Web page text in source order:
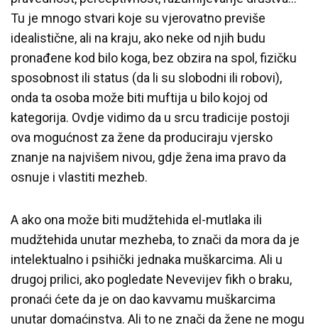
Tu je mnogo stvari koje su vjerovatno previše
idealistične, ali na kraju, ako neke od njih budu
pronađene kod bilo koga, bez obzira na spol, fizičku
sposobnost ili status (da li su slobodni ili robovi),
onda ta osoba može biti muftija u bilo kojoj od
kategorija. Ovdje vidimo da u srcu tradicije postoji
ova mogućnost za žene da produciraju vjersko
znanje na najvišem nivou, gdje žena ima pravo da
osnuje i vlastiti mezheb.
A ako ona može biti mudžtehida el-mutlaka ili
mudžtehida unutar mezheba, to znači da mora da je
intelektualno i psihički jednaka muškarcima. Ali u
drugoj prilici, ako pogledate Nevevijev fikh o braku,
pronaći ćete da je on dao kavvamu muškarcima
unutar domaćinstva. Ali to ne znači da žene ne mogu